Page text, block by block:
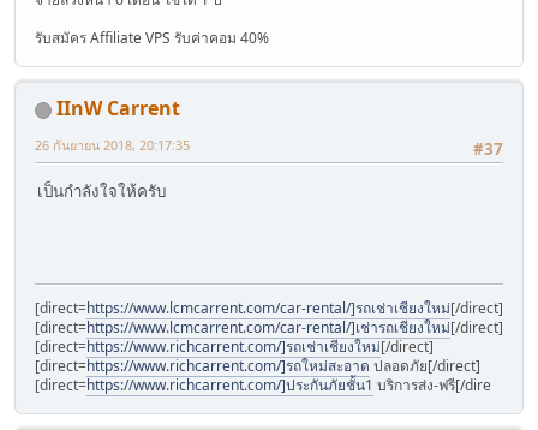
รับสมัคร Affiliate VPS รับค่าคอม 40%
IInW Carrent
#37
26 กันยายน 2018, 20:17:35
เป็นกำลังใจให้ครับ
[direct=https://www.lcmcarrent.com/car-rental/]รถเช่าเชียงใหม่[/direct]
[direct=https://www.lcmcarrent.com/car-rental/]เช่ารถเชียงใหม่[/direct]
[direct=https://www.richcarrent.com/]รถเช่าเชียงใหม่[/direct]
[direct=https://www.richcarrent.com/]รถใหม่สะอาด ปลอดภัย[/direct]
[direct=https://www.richcarrent.com/]ประกันภัยชั้น1 บริการส่ง-ฟรี[/dire